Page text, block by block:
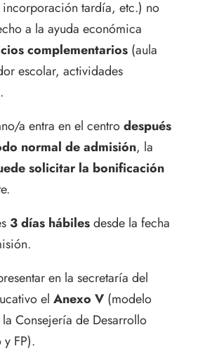
tardía, etc.) no
a la ayuda económica
complementarios (aula
escolar, actividades
a entra en el centrodespués
normal de admisión, la
solicitar la bonificación
3 días hábilesdesde la fecha
en la secretaría del
el Anexo V (modelo
Consejería de Desarrollo
y FP).